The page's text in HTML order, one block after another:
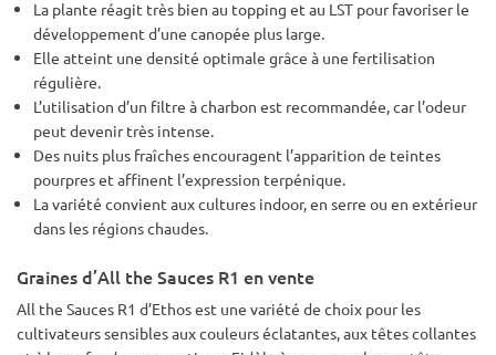
La plante réagit très bien au topping et au LST pour favoriser le
développement d’une canopée plus large.
Elle atteint une densité optimale grâce à une fertilisation
régulière.
L’utilisation d’un filtre à charbon est recommandée, car l’odeur
peut devenir très intense.
Des nuits plus fraîches encouragent l’apparition de teintes
pourpres et affinent l’expression terpénique.
La variété convient aux cultures indoor, en serre ou en extérieur
dans les régions chaudes.
Graines d’All the Sauces R1 en vente
All the Sauces R1 d’Ethos est une variété de choix pour les
cultivateurs sensibles aux couleurs éclatantes, aux têtes collantes